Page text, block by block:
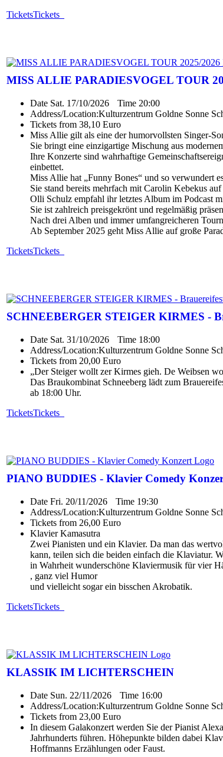
TicketsTickets
MISS ALLIE PARADIESVOGEL TOUR
Date Sat. 17/10/2026 Time 20:00
Address/Location:Kulturzentrum Goldne Sonne
Tickets from 38,10 Euro
Miss Allie gilt als eine der humorvollsten Singer-
Sie bringt eine einzigartige Mischung aus
Ihre Konzerte sind wahrhaftige
einbettet.
Miss Allie hat „Funny Bones“ und so verwundert
Sie stand bereits mehrfach mit Carolin Kebekus
Olli Schulz empfahl ihr letztes Album im Podcast
Sie ist zahlreich preisgekrönt und regelmäßig
Nach drei Alben und immer umfangreicheren
Ab September 2025 geht Miss Allie auf große
TicketsTickets
SCHNEEBERGER STEIGER KIRMES -
Date Sat. 31/10/2026 Time 18:00
Address/Location:Kulturzentrum Goldne Sonne
Tickets from 20,00 Euro
„Der Steiger wollt zer Kirmes gieh. De Weibsen
Das Braukombinat Schneeberg lädt zum
ab 18:00 Uhr.
TicketsTickets
PIANO BUDDIES - Klavier Comedy
Date Fri. 20/11/2026 Time 19:30
Address/Location:Kulturzentrum Goldne Sonne
Tickets from 26,00 Euro
Klavier Kamasutra
Zwei Pianisten und ein Klavier. Da man das
kann, teilen sich die beiden einfach die Klaviatur.
in Wahrheit wunderschöne Klaviermusik für vier
, ganz viel Humor
und vielleicht sogar ein bisschen Akrobatik.
TicketsTickets
KLASSIK IM LICHTERSCHEIN
Date Sun. 22/11/2026 Time 16:00
Address/Location:Kulturzentrum Goldne Sonne
Tickets from 23,00 Euro
In diesem Galakonzert werden Sie der Pianist
Jahrhunderts führen. Höhepunkte bilden dabei
Hoffmanns Erzählungen oder Faust.